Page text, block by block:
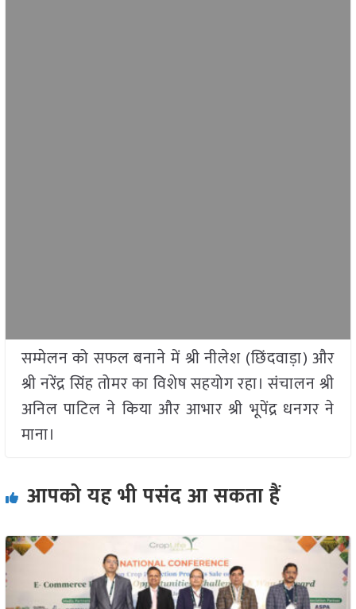
सम्मेलन को सफल बनाने में श्री नीलेश (छिंदवाड़ा) और
श्री नरेंद्र सिंह तोमर का विशेष सहयोग रहा। संचालन श्री
अनिल पाटिल ने किया और आभार श्री भूपेंद्र धनगर ने
माना।
आपको यह भी पसंद आ सकता हैं